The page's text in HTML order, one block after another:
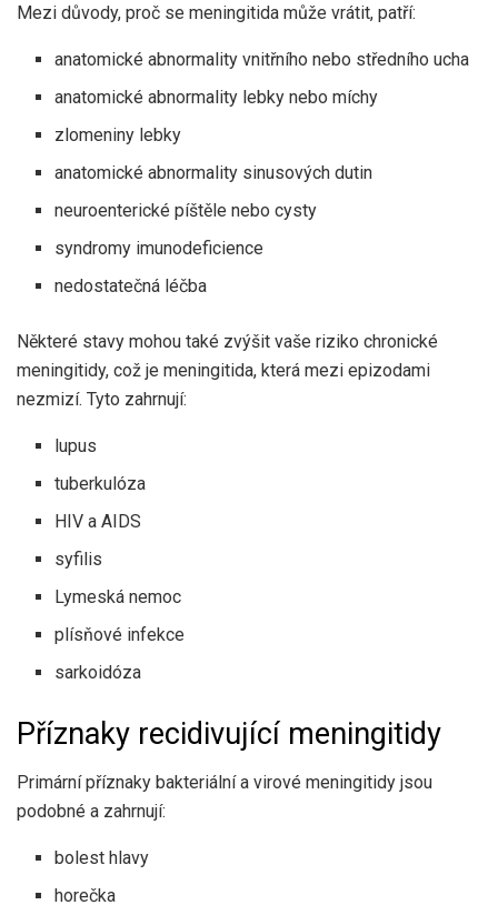
Mezi důvody, proč se meningitida může vrátit, patří:
anatomické abnormality vnitřního nebo středního ucha
anatomické abnormality lebky nebo míchy
zlomeniny lebky
anatomické abnormality sinusových dutin
neuroenterické píštěle nebo cysty
syndromy imunodeficience
nedostatečná léčba
Některé stavy mohou také zvýšit vaše riziko chronické
meningitidy, což je meningitida, která mezi epizodami
nezmizí. Tyto zahrnují:
lupus
tuberkulóza
HIV a AIDS
syfilis
Lymeská nemoc
plísňové infekce
sarkoidóza
Příznaky recidivující meningitidy
Primární příznaky bakteriální a virové meningitidy jsou
podobné a zahrnují:
bolest hlavy
horečka